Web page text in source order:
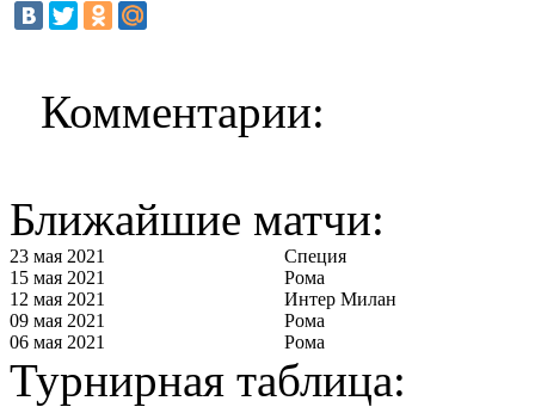
Комментарии:
Ближайшие матчи:
23 мая 2021
Специя
15 мая 2021
Рома
12 мая 2021
Интер Милан
09 мая 2021
Рома
06 мая 2021
Рома
Турнирная таблица: